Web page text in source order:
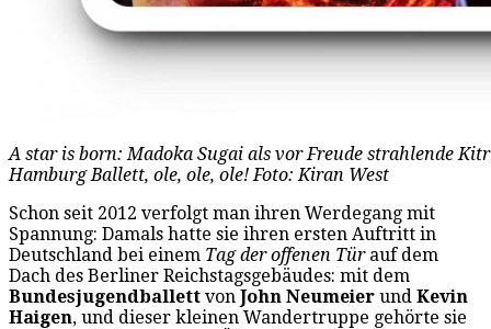
A star is born: Madoka Sugai als vor Freude strahlende
Hamburg Ballett, ole, ole, ole! Foto: Kiran West
Schon seit 2012 verfolgt man ihren Werdegang mit
Spannung: Damals hatte sie ihren ersten Auftritt in
Deutschland bei einem Tag der offenen Türauf dem
Dach des Berliner Reichstagsgebäudes: mit dem
Bundesjugendballett von John Neumeier und Kevin
Haigen, und dieser kleinen Wandertruppe gehörte sie